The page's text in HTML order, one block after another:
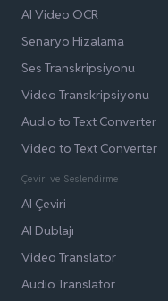
AI Video OCR
Senaryo Hizalama
Ses Transkripsiyonu
Video Transkripsiyonu
Audio to Text Converter
Video to Text Converter
Çeviri ve Seslendirme
AI Çeviri
AI Dublajı
Video Translator
Audio Translator